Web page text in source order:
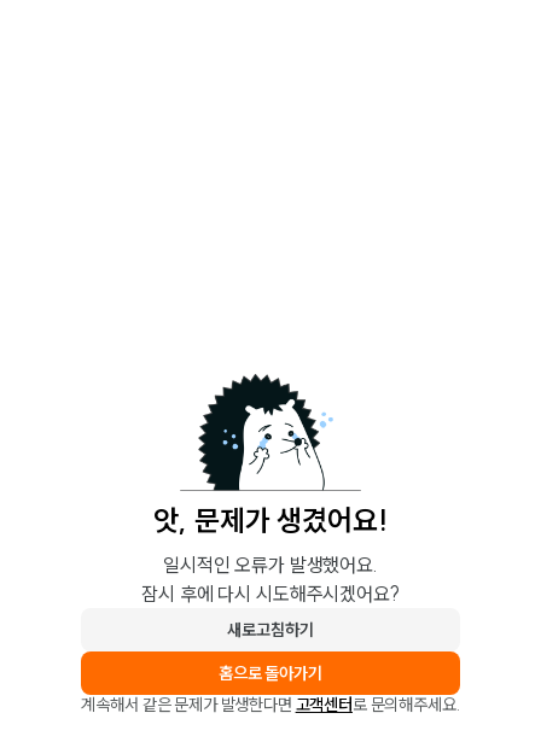
앗, 문제가 생겼어요!
일시적인 오류가 발생했어요.
잠시 후에 다시 시도해주시겠어요?
새로고침하기
홈으로 돌아가기
계속해서 같은 문제가 발생한다면 고객센터로 문의해주세요.